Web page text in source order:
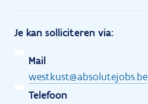
Je kan solliciteren via:
Mail
westkust@absolutejobs.be
Telefoon